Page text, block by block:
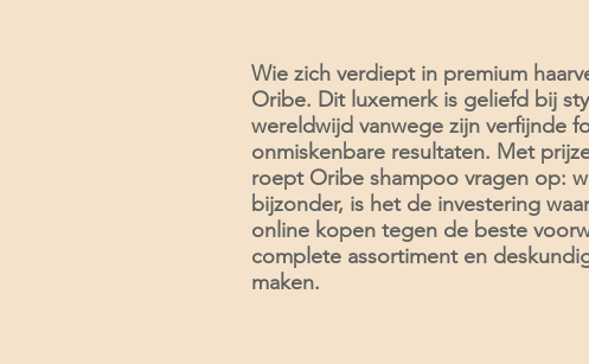
Wie zich verdiept in premium
Oribe. Dit luxemerk is geliefd bij
wereldwijd vanwege zijn verfijnde
onmiskenbare resultaten. Met
roept Oribe shampoo vragen op:
bijzonder, is het de investering
online kopen tegen de beste
complete assortiment en
maken.